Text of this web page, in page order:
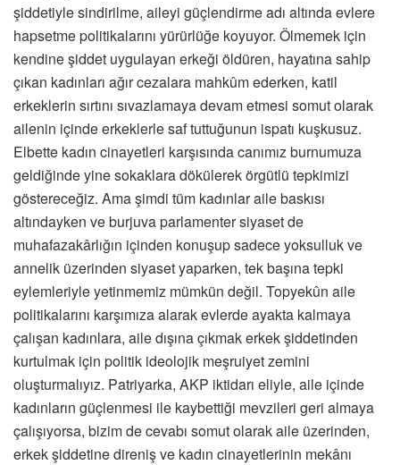
şiddetiyle sindirilme, aileyi güçlendirme adı altında evlere
hapsetme politikalarını yürürlüğe koyuyor. Ölmemek için
kendine şiddet uygulayan erkeği öldüren, hayatına sahip
çıkan kadınları ağır cezalara mahkûm ederken, katil
erkeklerin sırtını sıvazlamaya devam etmesi somut olarak
ailenin içinde erkeklerle saf tuttuğunun ispatı kuşkusuz.
Elbette kadın cinayetleri karşısında canımız burnumuza
geldiğinde yine sokaklara dökülerek örgütlü tepkimizi
göstereceğiz. Ama şimdi tüm kadınlar aile baskısı
altındayken ve burjuva parlamenter siyaset de
muhafazakârlığın içinden konuşup sadece yoksulluk ve
annelik üzerinden siyaset yaparken, tek başına tepki
eylemleriyle yetinmemiz mümkün değil. Topyekûn aile
politikalarını karşımıza alarak evlerde ayakta kalmaya
çalışan kadınlara, aile dışına çıkmak erkek şiddetinden
kurtulmak için politik ideolojik meşruiyet zemini
oluşturmalıyız. Patriyarka, AKP iktidarı eliyle, aile içinde
kadınların güçlenmesi ile kaybettiği mevzileri geri almaya
çalışıyorsa, bizim de cevabı somut olarak aile üzerinden,
erkek şiddetine direniş ve kadın cinayetlerinin mekânı